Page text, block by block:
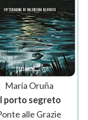
María Oruña
porto segreto
alle Grazie